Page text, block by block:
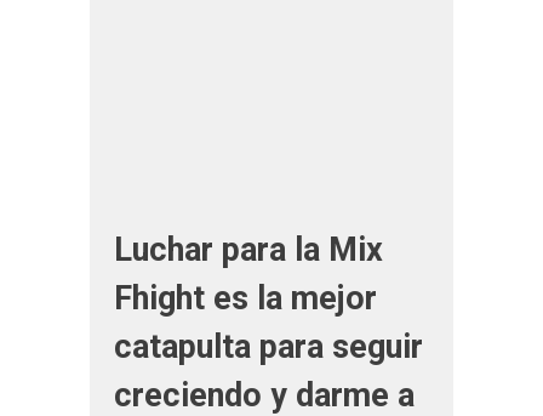
Luchar para la Mix
Fhight es la mejor
catapulta para seguir
creciendo y darme a